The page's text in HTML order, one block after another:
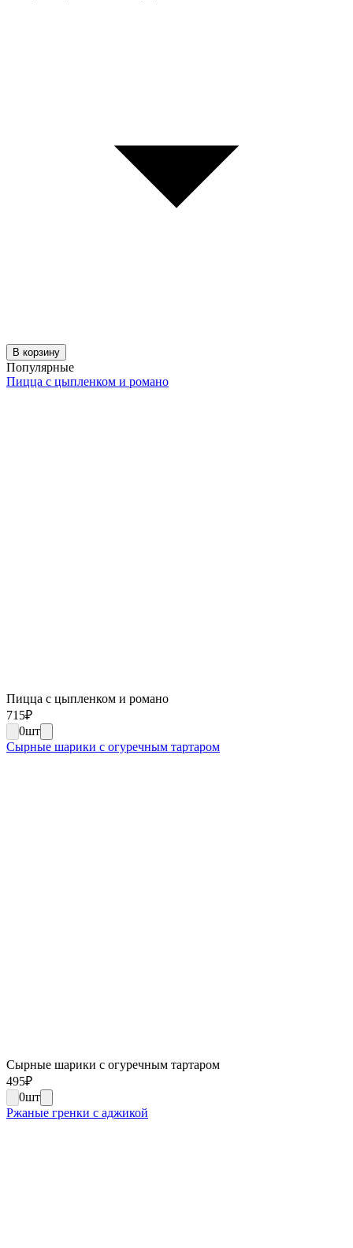
В корзину
Популярные
Пицца с цыпленком и романо
Пицца с цыпленком и романо
715₽
0шт
Сырные шарики с огуречным тартаром
Сырные шарики с огуречным тартаром
495₽
0шт
Ржаные гренки с аджикой